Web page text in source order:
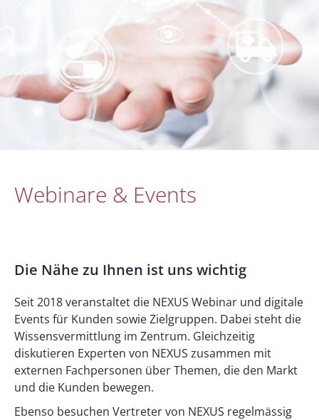
Webinare & Events
Die Nähe zu Ihnen ist uns wichtig
Seit 2018 veranstaltet die NEXUS Webinar und digitale
Events für Kunden sowie Zielgruppen. Dabei steht die
Wissensvermittlung im Zentrum. Gleichzeitig
diskutieren Experten von NEXUS zusammen mit
externen Fachpersonen über Themen, die den Markt
und die Kunden bewegen.
Ebenso besuchen Vertreter von NEXUS regelmässig